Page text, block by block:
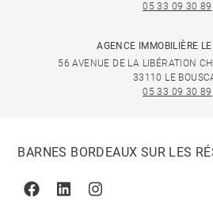
05 33 09 30 89
AGENCE IMMOBILIÈRE
56 AVENUE DE LA LIBÉRATION
33110 LE
05 33 09 30 89
BARNES BORDEAUX SUR LES
FacebookLinkedinInstagram